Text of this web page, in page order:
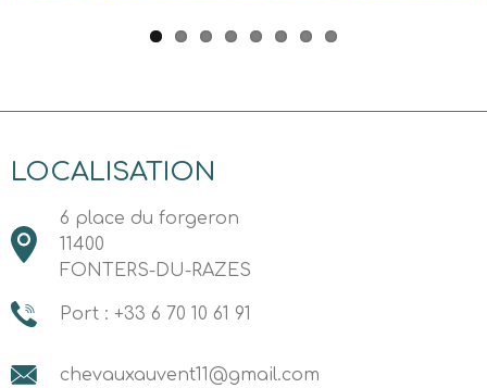
LOCALISATION
6 place du forgeron
11400
FONTERS-DU-RAZES
Port : +33 6 70 10 61 91
chevauxauvent11@gmail.com